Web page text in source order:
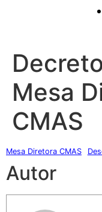
Mesa
CMAS
Mesa Diretora CMAS
Autor